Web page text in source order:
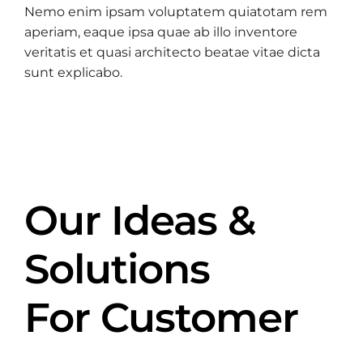
Nemo enim ipsam voluptatem quiatotam rem
aperiam, eaque ipsa quae ab illo inventore
veritatis et quasi architecto beatae vitae dicta
sunt explicabo.
Our Ideas &
Solutions
For Customer